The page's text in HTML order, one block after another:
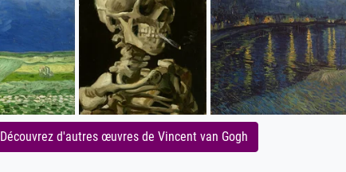
Découvrez d'autres œuvres de Vincent van Gogh